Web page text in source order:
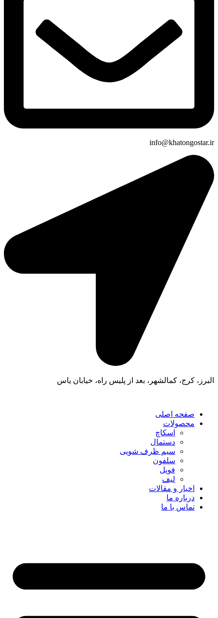
info@khatongostar.ir
البرز، کرج، کمالشهر، بعد از پلیس راه، خیابان یاس
صفحه اصلی
محصولات
اسکاچ
دستمال
سیم ظرف شویی
سلفون
فویل
لیف
اخبار و مقالات
درباره ما
تماس با ما